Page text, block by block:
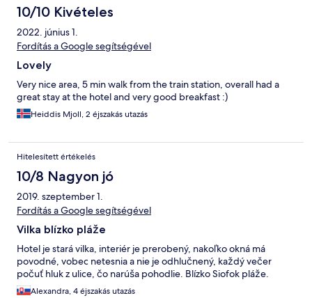
10/10 Kivételes
2022. június 1.
Fordítás a Google segítségével
Lovely
Very nice area, 5 min walk from the train station, overall had a
great stay at the hotel and very good breakfast :)
Heiddis Mjoll, 2 éjszakás utazás
Hitelesített értékelés
10/8 Nagyon jó
2019. szeptember 1.
Fordítás a Google segítségével
Vilka blízko pláže
Hotel je stará vilka, interiér je prerobený, nakoľko okná má
povodné, vobec netesnia a nie je odhlučnený, každý večer
počuť hluk z ulice, čo narúša pohodlie. Blízko Siofok pláže.
Alexandra, 4 éjszakás utazás